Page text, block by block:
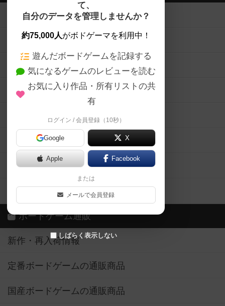
て、
自分のデータを管理しませんか？
約75,000人がボドゲーマを利用中！
遊んだボードゲームを記録する
気になるゲームのレビューを読む
お気に入り作品・所有リストの共
有
ログイン / 会員登録（10秒）
Google X
Apple Facebook
または
メールで会員登録
しばらく表示しない
ボードゲームを検索する
ボードゲームの新着レビュー
ボードゲーム会情報
メカニクス特集
掲示板・トピックス
ボドとも・会員一覧
ボードゲーム業界コラム
ボドゲーマご利用案内
ボードゲーム通販
新作・再入荷情報
定番ボードゲームの通販商品
国産ボードゲームの通販商品